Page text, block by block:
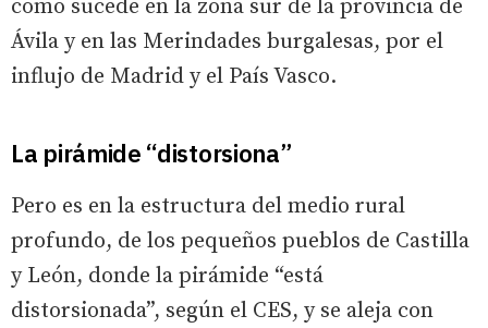
como sucede en la zona sur de la provincia de
Ávila y en las Merindades burgalesas, por el
influjo de Madrid y el País Vasco.
La pirámide “distorsiona”
Pero es en la estructura del medio rural
profundo, de los pequeños pueblos de Castilla
y León, donde la pirámide “está
distorsionada”, según el CES, y se aleja con